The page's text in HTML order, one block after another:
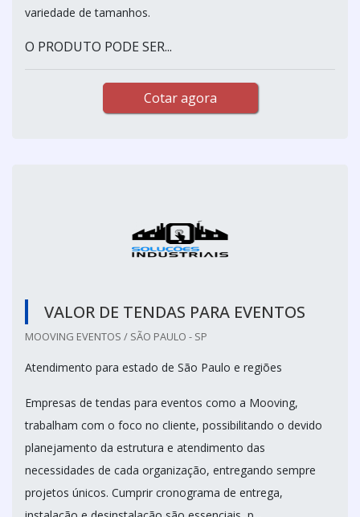
variedade de tamanhos.
O PRODUTO PODE SER...
Cotar agora
VALOR DE TENDAS PARA EVENTOS
MOOVING EVENTOS / SÃO PAULO - SP
Atendimento para estado de São Paulo e regiões
Empresas de tendas para eventos como a Mooving,
trabalham com o foco no cliente, possibilitando o devido
planejamento da estrutura e atendimento das
necessidades de cada organização, entregando sempre
projetos únicos. Cumprir cronograma de entrega,